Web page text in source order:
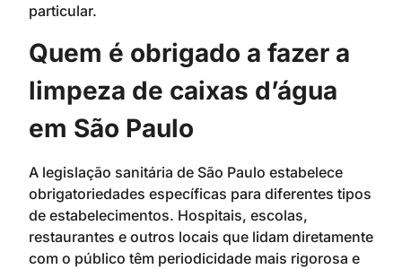
particular.
Quem é obrigado a fazer a
limpeza de caixas d’água
em São Paulo
A legislação sanitária de São Paulo estabelece
obrigatoriedades específicas para diferentes tipos
de estabelecimentos. Hospitais, escolas,
restaurantes e outros locais que lidam diretamente
com o público têm periodicidade mais rigorosa e